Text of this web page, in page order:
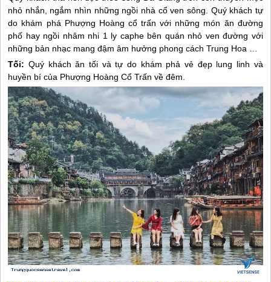
nhỏ nhắn, ngắm nhìn những ngồi nhà cổ ven sông. Quý khách tự
do khám phá Phượng Hoàng cổ trấn với những món ăn đường
phố hay ngồi nhâm nhi 1 ly caphe bên quán nhỏ ven đường với
những bản nhạc mang đậm âm hưởng phong cách Trung Hoa …
Tối: Quý khách ăn tối và tự do khám phả vẻ đẹp lung linh và
huyền bí của Phượng Hoàng Cổ Trấn về đêm.